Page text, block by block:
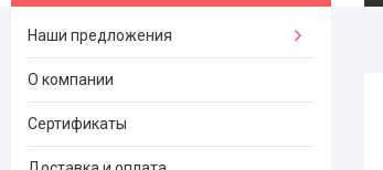
Наши предложения
О компании
Сертификаты